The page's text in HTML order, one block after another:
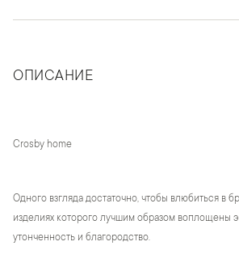
ОПИСАНИЕ
Crosby home
Одного взгляда достаточно, чтобы влюбиться в
изделиях которого лучшим образом воплощены
утонченность и благородство.